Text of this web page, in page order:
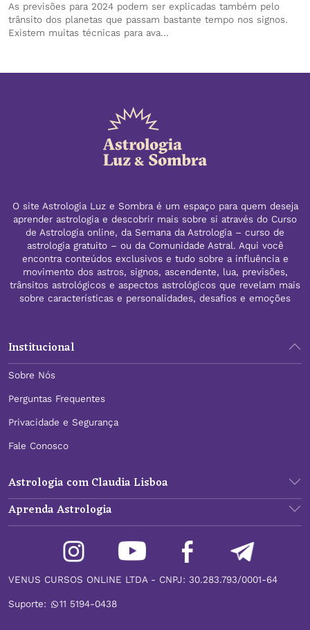
As previsões para 2024 podem ser explicadas também pelo
trânsito dos planetas que passam bastante tempo nos signos.
Existem muitas técnicas para ava…
O site Astrologia Luz e Sombra é um espaço para quem deseja
aprender astrologia e descobrir mais sobre si através do Curso
de Astrologia online, da Semana da Astrologia – curso de
astrologia gratuito – ou da Comunidade Astral. Aqui você
encontra conteúdos exclusivos e tudo sobre a influência e
movimento dos astros, signos, ascendente, lua, previsões,
trânsitos astrológicos e aspectos astrológicos que revelam mais
sobre características e personalidades, desafios e emoções
Institucional
Sobre Nós
Perguntas Frequentes
Privacidade e Segurança
Fale Conosco
Astrologia com Claudia Lisboa
Aprenda Astrologia
VENUS CURSOS ONLINE LTDA - CNPJ: 30.283.793/0001-64
Suporte: 11 5194-0438